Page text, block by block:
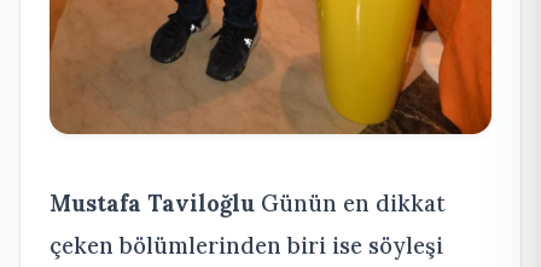
Mustafa Taviloğlu Günün en dikkat
çeken bölümlerinden biri ise söyleşi